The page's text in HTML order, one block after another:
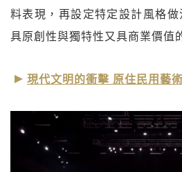
料表現，再設定特定設計風格
具原創性與獨特性又具商業價值
現代文明的衝擊 原住民用藝